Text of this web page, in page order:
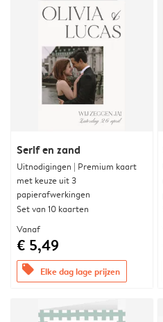
Serif en zand
Uitnodigingen | Premium kaart
met keuze uit 3
papierafwerkingen
Set van 10 kaarten
Vanaf
€ 5,49
offers Elke dag lage prijzen